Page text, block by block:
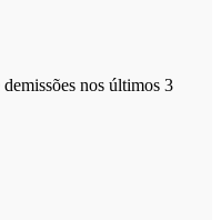
nos últimos 3